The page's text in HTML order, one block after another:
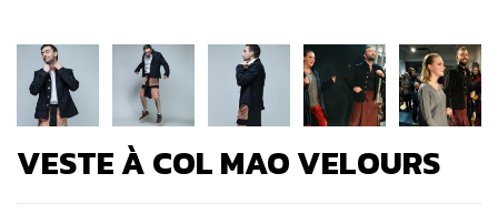
VESTE À COL MAO VELOURS